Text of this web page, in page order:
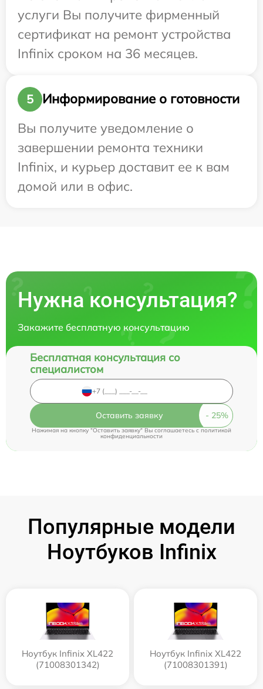
услуги Вы получите фирменный
сертификат на ремонт устройства
Infinix сроком на 36 месяцев.
5
Информирование о готовности
Вы получите уведомление о
завершении ремонта техники
Infinix, и курьер доставит ее к вам
домой или в офис.
Нужна консультация?
Закажите бесплатную консультацию
Бесплатная консультация со
специалистом
Оставить заявку
Нажимая на кнопку "Оставить заявку" Вы соглашаетесь cполитикой
конфиденциальности
Популярные модели
Ноутбуков Infinix
Ноутбук Infinix XL422
(71008301342)
Ноутбук Infinix XL422
(71008301391)